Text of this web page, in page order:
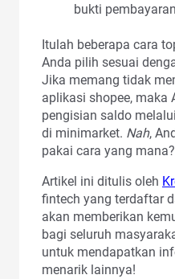
bukti pembayaran
Itulah beberapa cara
Anda pilih sesuai
Jika memang tidak
aplikasi shopee, maka
pengisian saldo
di minimarket. Nah,
pakai cara yang mana?
Artikel ini ditulis oleh
fintech yang terdaftar
akan memberikan
bagi seluruh
untuk mendapatkan
menarik lainnya!